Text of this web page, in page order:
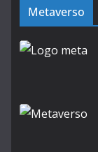
Metaverso